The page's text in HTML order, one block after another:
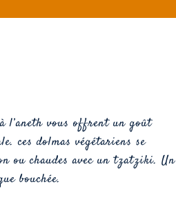
l’aneth vous offrent un goût
ces dolmas végétariens se
ou chaudes avec un tzatziki. Un
bouchée.